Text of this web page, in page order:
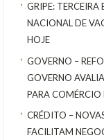
GRIPE:
NACIONAL DE
HOJE
GOVERNO –
GOVERNO
PARA COMÉRCIO
CRÉDITO –
FACILITAM